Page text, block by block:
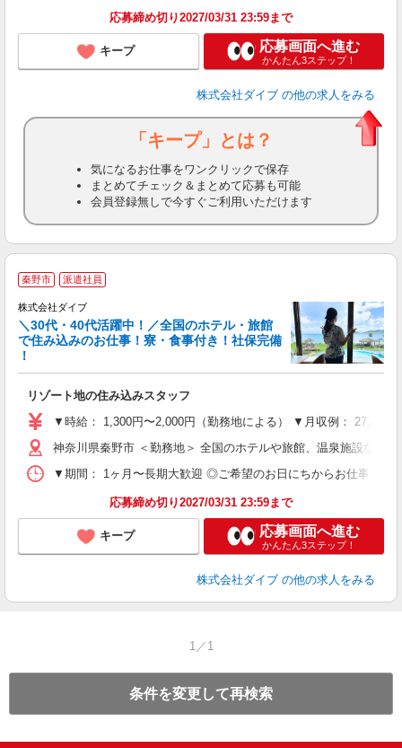
応募締め切り2027/03/31 23:59まで
キープ 応募画面へ進む
かんたん3ステップ！
株式会社ダイブ の他の求人をみる
「キープ」とは？
気になるお仕事をワンクリックで保存
まとめてチェック＆まとめて応募も可能
会員登録無しで今すぐご利用いただけます
秦野市 派遣社員
株式会社ダイブ
＼30代・40代活躍中！／全国のホテル・旅館
で住み込みのお仕事！寮・食事付き！社保完備
！
リゾート地の住み込みスタッフ
▼時給： 1,300円〜2,000円（勤務地による） ▼月収例： 27万
神奈川県秦野市 ＜勤務地＞ 全国のホテルや旅館、温泉施設など
▼期間： 1ヶ月〜長期大歓迎 ◎ご希望のお日にちからお仕事開
応募締め切り2027/03/31 23:59まで
キープ 応募画面へ進む
かんたん3ステップ！
株式会社ダイブ の他の求人をみる
1／1
条件を変更して再検索